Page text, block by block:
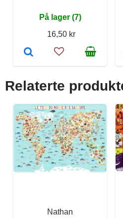
På lager (7)
16,50 kr
Relaterte
Nathan